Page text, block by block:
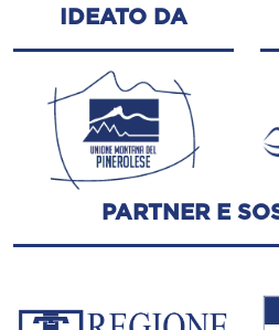
IDEATO DA
PARTNER E